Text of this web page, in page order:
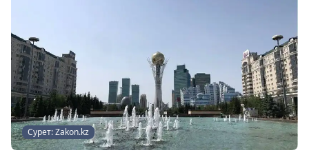
Сурет: Zakon.kz